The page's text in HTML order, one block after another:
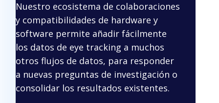
Nuestro ecosistema de colaboraciones
y compatibilidades de hardware y
software permite añadir fácilmente
los datos de eye tracking a muchos
otros flujos de datos, para responder
a nuevas preguntas de investigación o
consolidar los resultados existentes.